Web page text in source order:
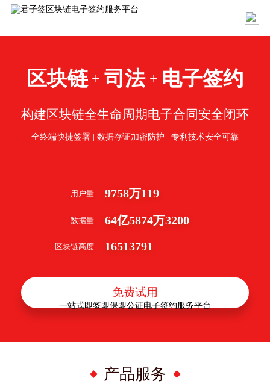
区块链 + 司法 + 电子签约
构建区块链全生命周期电子合同安全闭环
全终端快捷签署 | 数据存证加密防护 | 专利技术安全可靠
用户量 9758万119
数据量 64亿5874万3200
区块链高度 16513791
免费试用
产品服务
一站式即签即保即公证电子签约服务平台